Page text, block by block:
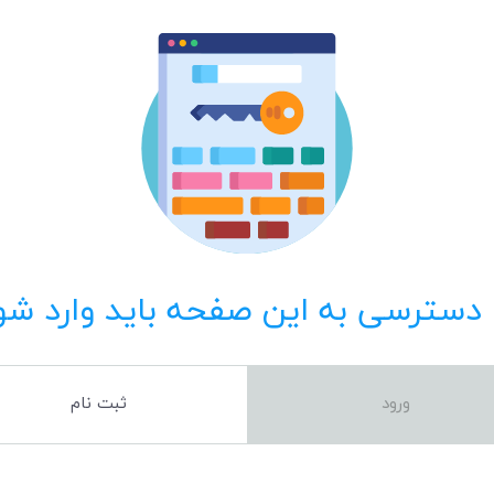
دسترسی به این صفحه باید وارد
ورود ثبت نام